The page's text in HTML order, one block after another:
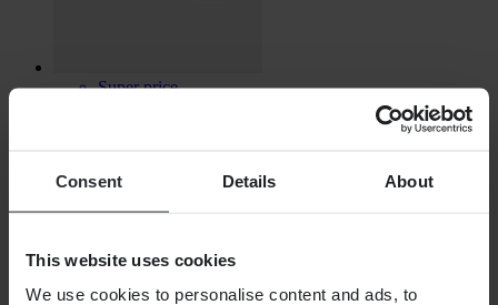
Consent Details About
This website uses cookies
We use cookies to personalise content and ads, to
Super price